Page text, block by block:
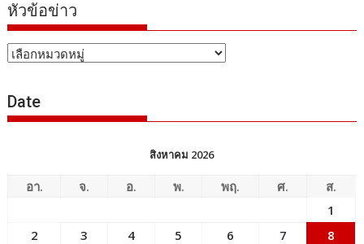
หัวข้อข่าว
หัวข้อ
Date
สิงหาคม 2026
อา. จ. อ. พ. พฤ. ศ.
ส.
1
2
3 4 5 6 7
8